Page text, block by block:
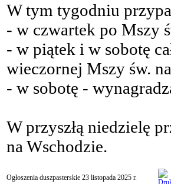
W tym tygodniu
- w czwartek po Mszy
- w piątek i w sobotę
wieczornej Mszy św.
- w sobotę -
W przyszłą niedzielę
na Wschodzie.
Ogłoszenia duszpasterskie 23 listopada 2025 r.